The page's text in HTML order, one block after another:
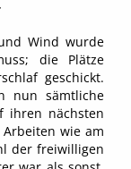
Wind wurde
die Plätze
geschickt.
nun sämtliche
ihren nächsten
wie am
der freiwilligen